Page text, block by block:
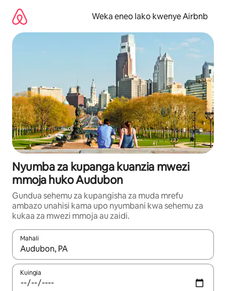
kwenda
kwenye
maudhui
Weka eneo lako kwenye Airbnb
Nyumba za kupanga kuanzia mwezi
mmoja huko Audubon
Gundua sehemu za kupangisha za muda mrefu
ambazo unahisi kama upo nyumbani kwa sehemu za
kukaa za mwezi mmoja au zaidi.
Mahali
Wakati matokeo yanapatikana, vinjari kwa kutumia vitufe vya
Kuingia